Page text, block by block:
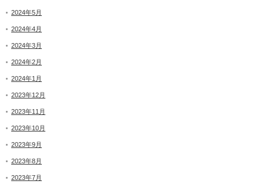
2024年5月
2024年4月
2024年3月
2024年2月
2024年1月
2023年12月
2023年11月
2023年10月
2023年9月
2023年8月
2023年7月